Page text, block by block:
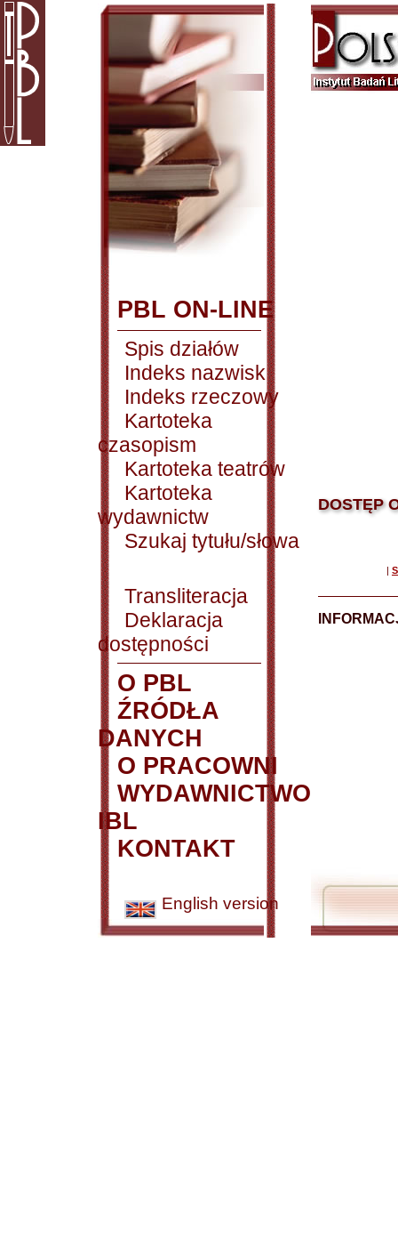
PBL ON-LINE
Spis działów
Indeks nazwisk
Indeks rzeczowy
Kartoteka
czasopism
Kartoteka teatrów
Kartoteka
wydawnictw
Szukaj tytułu/słowa
Transliteracja
Deklaracja
dostępności
O PBL
ŹRÓDŁA
DANYCH
O PRACOWNI
WYDAWNICTWO
IBL
KONTAKT
English version
DOSTĘP
|